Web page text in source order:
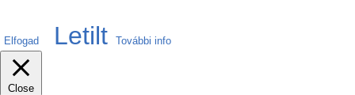
Elfogad Letilt További info
Close